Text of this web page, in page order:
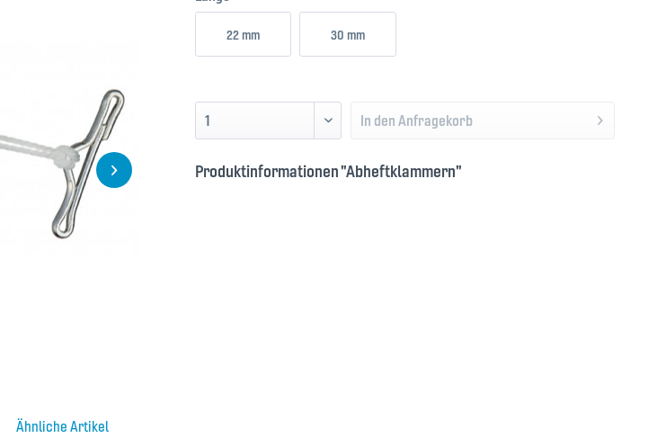
22 mm 30 mm
In den Anfragekorb
Produktinformationen "Abheftklammern"
Ähnliche Artikel